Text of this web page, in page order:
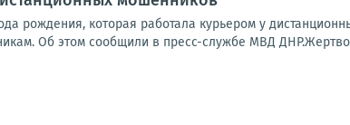
рождения, которая работала курьером у
Об этом сообщили в пресс-службе МВД